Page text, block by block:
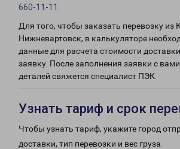
660-11-11
Для того, чтобы заказать перевозку из
Нижневартовск, в калькуляторе
данные для расчета стоимости
заявку. После заполнения заявки с
деталей свяжется специалист ПЭК.
Узнать тариф и срок
Чтобы узнать тариф, укажите город
доставки, тип перевозки и вес груза.